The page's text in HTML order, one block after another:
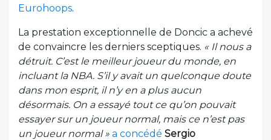
Eurohoops.
La prestation exceptionnelle de Doncic a achevé
de convaincre les derniers sceptiques. « Il nous a
détruit. C’est le meilleur joueur du monde, en
incluant la NBA. S’il y avait un quelconque doute
dans mon esprit, il n’y en a plus aucun
désormais. On a essayé tout ce qu’on pouvait
essayer sur un joueur normal, mais ce n’est pas
un joueur normal » a concédé Sergio